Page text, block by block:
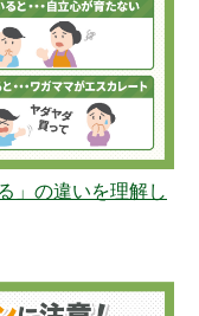
」の違いを理解し